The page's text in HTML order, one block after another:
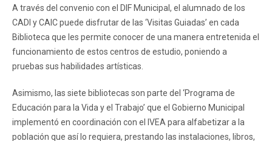
A través del convenio con el DIF Municipal, el alumnado de los
CADI y CAIC puede disfrutar de las ‘Visitas Guiadas’ en cada
Biblioteca que les permite conocer de una manera entretenida el
funcionamiento de estos centros de estudio, poniendo a
pruebas sus habilidades artísticas.
Asimismo, las siete bibliotecas son parte del ‘Programa de
Educación para la Vida y el Trabajo’ que el Gobierno Municipal
implementó en coordinación con el IVEA para alfabetizar a la
población que así lo requiera, prestando las instalaciones, libros,